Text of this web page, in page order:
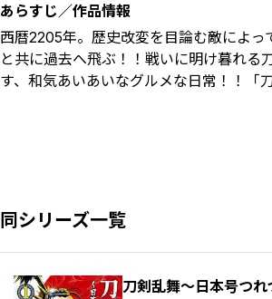
あらすじ／作品情報
西暦2205年。歴史改変を目論む敵によっ
と共に過去へ飛ぶ！！戦いに明け暮れる
す、和気あいあいなグルメな日常！！「
同シリーズ一覧
刀剣乱舞～日本号つれ